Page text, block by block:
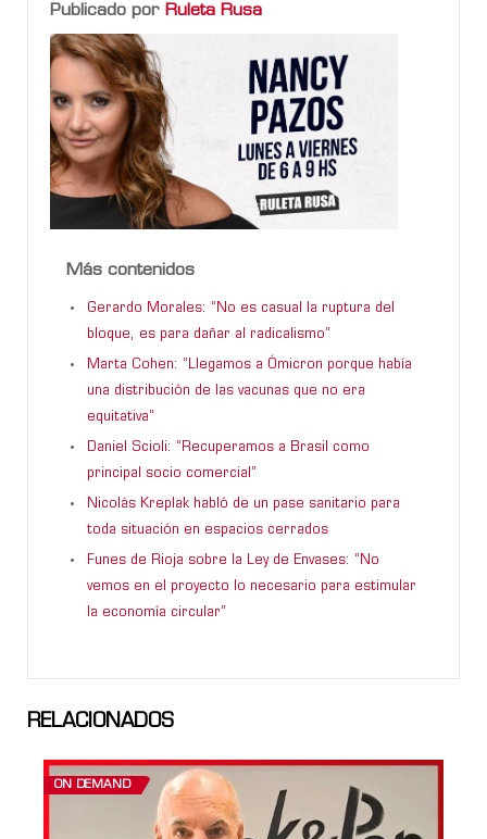
Publicado por Ruleta Rusa
Más contenidos
Gerardo Morales: “No es casual la ruptura del
bloque, es para dañar al radicalismo”
Marta Cohen: “Llegamos a Ómicron porque había
una distribución de las vacunas que no era
equitativa”
Daniel Scioli: “Recuperamos a Brasil como
principal socio comercial”
Nicolás Kreplak habló de un pase sanitario para
toda situación en espacios cerrados
Funes de Rioja sobre la Ley de Envases: “No
vemos en el proyecto lo necesario para estimular
la economía circular”
RELACIONADOS
ON DEMAND